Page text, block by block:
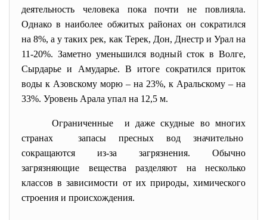
деятельность человека пока почти не повлияла.
Однако в наиболее обжитых районах он сократился
на 8%, а у таких рек, как Терек, Дон, Днестр и Урал на
11-20%. Заметно уменьшился водный сток в Волге,
Сырдарье и Амударье. В итоге сократился приток
воды к Азовскому морю – на 23%, к Аральскому – на
33%. Уровень Арала упал на 12,5 м.
Ограниченные и даже скудные во многих
странах запасы пресных вод значительно
сокращаются из-за загрязнения. Обычно
загрязняющие вещества разделяют на несколько
классов в зависимости от их природы, химического
строения и происхождения.